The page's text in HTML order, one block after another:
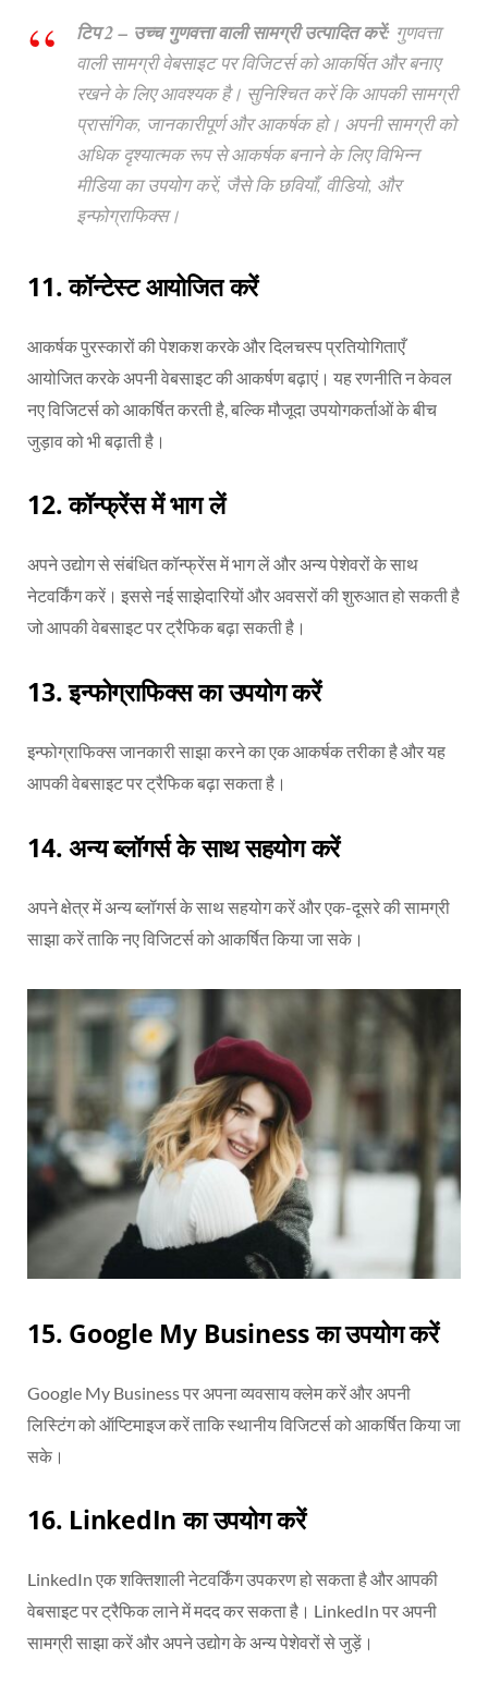
टिप 2 – उच्च गुणवत्ता वाली सामग्री उत्पादित करें: गुणवत्ता
वाली सामग्री वेबसाइट पर विजिटर्स को आकर्षित और बनाए
रखने के लिए आवश्यक है। सुनिश्चित करें कि आपकी सामग्री
प्रासंगिक, जानकारीपूर्ण और आकर्षक हो। अपनी सामग्री को
अधिक दृश्यात्मक रूप से आकर्षक बनाने के लिए विभिन्न
मीडिया का उपयोग करें, जैसे कि छवियाँ, वीडियो, और
इन्फोग्राफिक्स।
11.कॉन्टेस्ट आयोजित करें
आकर्षक पुरस्कारों की पेशकश करके और दिलचस्प प्रतियोगिताएँ
आयोजित करके अपनी वेबसाइट की आकर्षण बढ़ाएं। यह रणनीति न केवल
नए विजिटर्स को आकर्षित करती है, बल्कि मौजूदा उपयोगकर्ताओं के बीच
जुड़ाव को भी बढ़ाती है।
12. कॉन्फ्रेंस में भाग लें
अपने उद्योग से संबंधित कॉन्फ्रेंस में भाग लें और अन्य पेशेवरों के साथ
नेटवर्किंग करें। इससे नई साझेदारियों और अवसरों की शुरुआत हो सकती है
जो आपकी वेबसाइट पर ट्रैफिक बढ़ा सकती है।
13.इन्फोग्राफिक्स का उपयोग करें
इन्फोग्राफिक्स जानकारी साझा करने का एक आकर्षक तरीका है और यह
आपकी वेबसाइट पर ट्रैफिक बढ़ा सकता है।
14.अन्य ब्लॉगर्स के साथ सहयोग करें
अपने क्षेत्र में अन्य ब्लॉगर्स के साथ सहयोग करें और एक-दूसरे की सामग्री
साझा करें ताकि नए विजिटर्स को आकर्षित किया जा सके।
15. Google My Business का उपयोग करें
Google My Business पर अपना व्यवसाय क्लेम करें और अपनी
लिस्टिंग को ऑप्टिमाइज करें ताकि स्थानीय विजिटर्स को आकर्षित किया जा
सके।
16. LinkedIn का उपयोग करें
LinkedIn एक शक्तिशाली नेटवर्किंग उपकरण हो सकता है और आपकी
वेबसाइट पर ट्रैफिक लाने में मदद कर सकता है। LinkedIn पर अपनी
सामग्री साझा करें और अपने उद्योग के अन्य पेशेवरों से जुड़ें।